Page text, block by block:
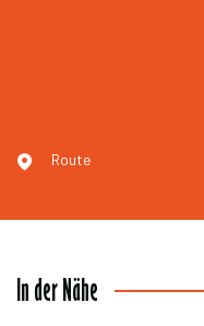
Route
In der Nähe